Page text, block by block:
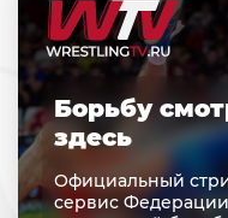
Борьбу
здесь
Официальный
сервис Федерации